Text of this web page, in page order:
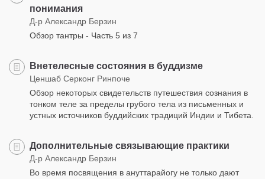
понимания
Д-р Александр Берзин
Обзор тантры - Часть 5 из 7
Внетелесные состояния в буддизме
Ценшаб Серконг Ринпоче
Обзор некоторых свидетельств путешествия сознания в
тонком теле за пределы грубого тела из письменных и
устных источников буддийских традиций Индии и Тибета.
Дополнительные связывающие практики
Д-р Александр Берзин
Во время посвящения в ануттарайогу не только дают